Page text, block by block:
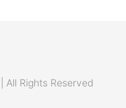
Rights Reserved